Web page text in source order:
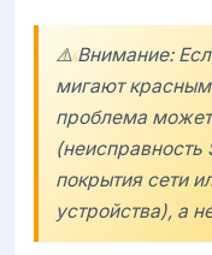
⚠️ Внимание:
мигают красным
проблема
(неисправность
покрытия сети
устройства), а